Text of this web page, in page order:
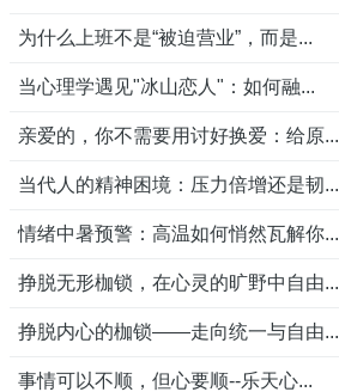
为什么上班不是“被迫营业”，而是...
当心理学遇见"冰山恋人"：如何融...
亲爱的，你不需要用讨好换爱：给原...
当代人的精神困境：压力倍增还是韧...
情绪中暑预警：高温如何悄然瓦解你...
挣脱无形枷锁，在心灵的旷野中自由...
挣脱内心的枷锁——走向统一与自由...
事情可以不顺，但心要顺--乐天心...